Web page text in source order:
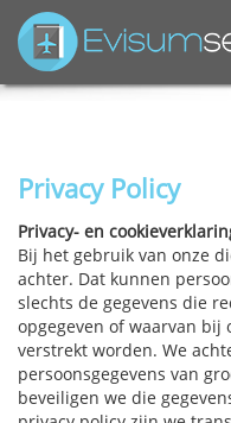
Privacy Policy
Privacy- en
Bij het gebruik van onze
achter. Dat kunnen
slechts de gegevens die
opgegeven of waarvan bij
verstrekt worden. We
persoonsgegevens van
beveiligen we die